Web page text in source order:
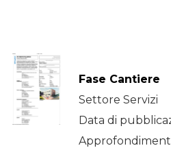
Fase Cantiere
Settore Servizi
Data di